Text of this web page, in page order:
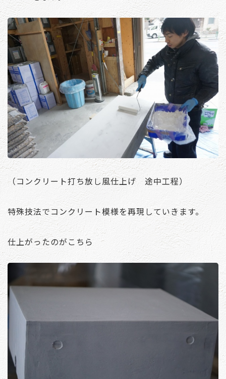
（コンクリート打ち放し風仕上げ 途中工程）
特殊技法でコンクリート模様を再現していきます。
仕上がったのがこちら